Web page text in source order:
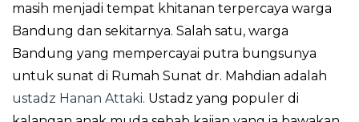
masih menjadi tempat khitanan terpercaya warga
Bandung dan sekitarnya. Salah satu, warga
Bandung yang mempercayai putra bungsunya
untuk sunat di Rumah Sunat dr. Mahdian adalah
ustadz Hanan Attaki. Ustadz yang populer di